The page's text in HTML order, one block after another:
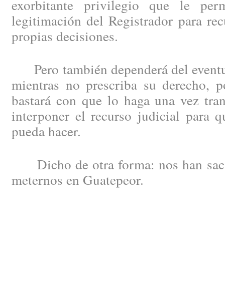
exorbitante privilegio que le
legitimación del Registrador para
propias decisiones.
Pero también dependerá del
mientras no prescriba su derecho,
bastará con que lo haga una vez
interponer el recurso judicial para
pueda hacer.
Dicho de otra forma: nos han
meternos en Guatepeor.